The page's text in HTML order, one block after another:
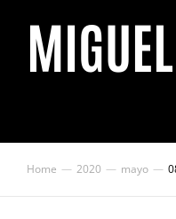
You are here:
Home 2020 mayo